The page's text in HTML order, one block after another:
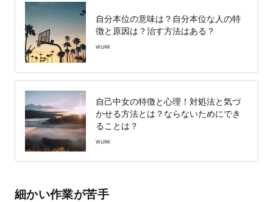
自分本位の意味は？自分本位な人の特
徴と原因は？治す方法はある？
WURK
自己中女の特徴と心理！対処法と気づ
かせる方法とは？ならないためにでき
ることは？
WURK
細かい作業が苦手